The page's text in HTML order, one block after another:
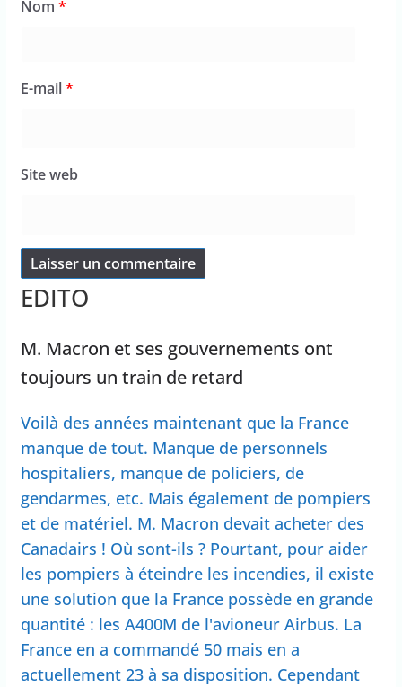
Nom *
E-mail*
Site web
EDITO
M. Macron et ses gouvernements ont
toujours un train de retard
Voilà des années maintenant que la France
manque de tout. Manque de personnels
hospitaliers, manque de policiers, de
gendarmes, etc. Mais également de pompiers
et de matériel. M. Macron devait acheter des
Canadairs ! Où sont-ils ? Pourtant, pour aider
les pompiers à éteindre les incendies, il existe
une solution que la France possède en grande
quantité : les A400M de l'avioneur Airbus. La
France en a commandé 50 mais en a
actuellement 23 à sa disposition. Cependant